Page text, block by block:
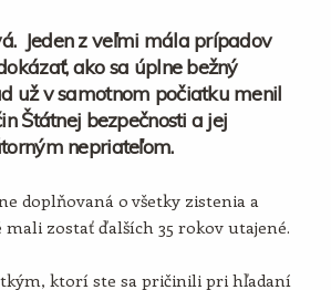
Jeden z veľmi mála prípadov
ako sa úplne bežný
už v samotnom počiatku menil
Štátnej bezpečnosti a jej
nepriateľom.
doplňovaná o všetky zistenia a
zostať ďalších 35 rokov utajené.
ktorí ste sa pričinili pri hľadaní